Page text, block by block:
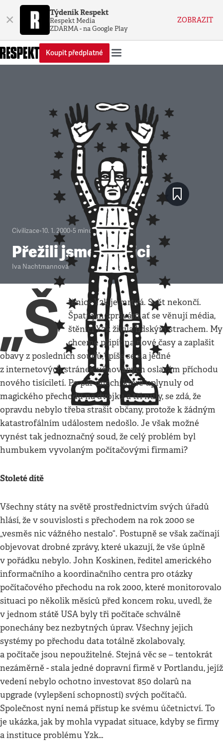
× Týdeník Respekt
Respekt Media
ZDARMA - na Google Play
ZOBRAZIT
Koupit předplatné
Civilizace•10. 1. 2000•5 minut
Přežili jsme štěnici
Iva Nachtmannová
„Š
těnice Y2k je mrtvá. Svět nekončí.
Špatným zprávám ať se věnují média,
štěnici Y2k živila lidským strachem. My
chceme připít na nové časy a zaplašit
obavy z posledních soudů,“ píše se na jedné
z internetových stránek věnovaných oslavám příchodu
nového tisíciletí. Po pár dnech, které uplynuly od
magického přechodu na dvojku a tři nuly, se zdá, že
opravdu nebylo třeba strašit občany, protože k žádným
katastrofálním událostem nedošlo. Je však možné
vynést tak jednoznačný soud, že celý problém byl
humbukem vyvolaným počítačovými firmami?
Stoleté dítě
Všechny státy na světě prostřednictvím svých úřadů
hlásí, že v souvislosti s přechodem na rok 2000 se
„vesměs nic vážného nestalo“. Postupně se však začínají
objevovat drobné zprávy, které ukazují, že vše úplně
v pořádku nebylo. John Koskinen, ředitel amerického
informačního a koordinačního centra pro otázky
počítačového přechodu na rok 2000, které monitorovalo
situaci po několik měsíců před koncem roku, uvedl, že
v jednom státě USA byly tři počítače schválně
ponechány bez nezbytných úprav. Všechny jejich
systémy po přechodu data totálně zkolabovaly,
a počítače jsou nepoužitelné. Stejná věc se – tentokrát
nezáměrně - stala jedné dopravní firmě v Portlandu, jejíž
vedení nebylo ochotno investovat 850 dolarů na
upgrade (vylepšení schopností) svých počítačů.
Společnost nyní nemá přístup ke svému účetnictví. To
je ukázka, jak by mohla vypadat situace, kdyby se firmy
a instituce problému Y2k…